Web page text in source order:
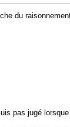
du
pas jugé lorsque